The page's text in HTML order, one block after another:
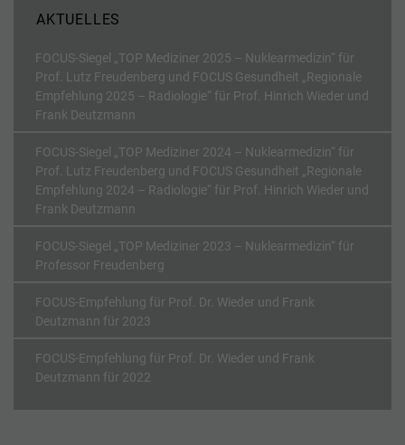
AKTUELLES
FOCUS-Siegel „TOP Mediziner 2025 – Nuklearmedizin“ für
Prof. Lutz Freudenberg und FOCUS Gesundheit „Regionale
Empfehlung 2025 – Radiologie“ für Prof. Hinrich Wieder und
Frank Deutzmann
FOCUS-Siegel „TOP Mediziner 2024 – Nuklearmedizin“ für
Prof. Lutz Freudenberg und FOCUS Gesundheit „Regionale
Empfehlung 2024 – Radiologie“ für Prof. Hinrich Wieder und
Frank Deutzmann
FOCUS-Siegel „TOP Mediziner 2023 – Nuklearmedizin“ für
Professor Freudenberg
FOCUS-Empfehlung für Prof. Dr. Wieder und Frank
Deutzmann für 2023
FOCUS-Empfehlung für Prof. Dr. Wieder und Frank
Deutzmann für 2022
Cookies auswählen.
Alle akzeptieren Speichern
Nur essenzielle Cookies akzeptieren
Zurück
Datenschutzeinstellungen
Essenziell (1)
Essenzielle Cookies ermöglichen grundlegende Funktionen und sind für die
Cookie-Informationen anzeigen
Statistik Cookies erfassen Informationen anonym. Diese Informationen
Cookie-Informationen anzeigen